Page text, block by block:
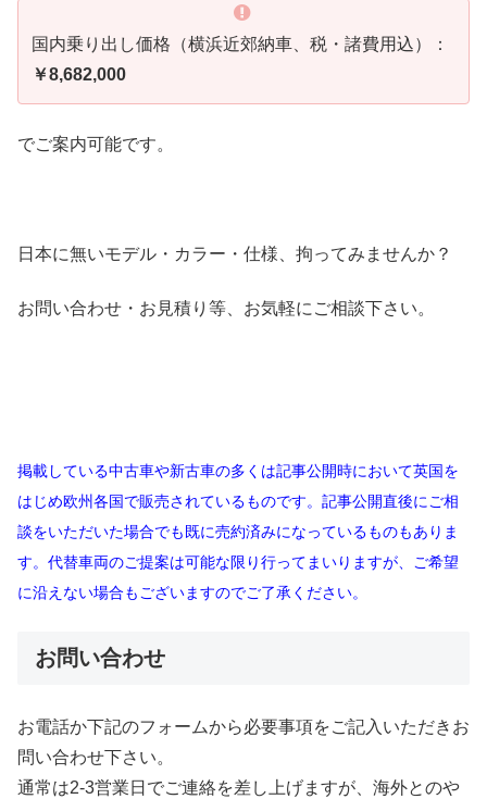
国内乗り出し価格（横浜近郊納車、税・諸費用込）：
￥8,682,000
でご案内可能です。
日本に無いモデル・カラー・仕様、拘ってみませんか？
お問い合わせ・お見積り等、お気軽にご相談下さい。
掲載している中古車や新古車の多くは記事公開時において英国を
はじめ欧州各国で販売されているものです。記事公開直後にご相
談をいただいた場合でも既に売約済みになっているものもありま
す。代替車両のご提案は可能な限り行ってまいりますが、ご希望
に沿えない場合もございますのでご了承ください。
お問い合わせ
お電話か下記のフォームから必要事項をご記入いただきお
問い合わせ下さい。
通常は2-3営業日でご連絡を差し上げますが、海外とのや